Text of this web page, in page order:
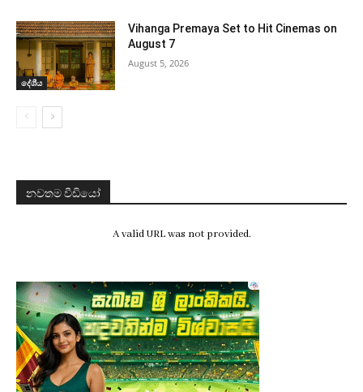
දේශීය
Vihanga Premaya Set to Hit Cinemas on
August 7
August 5, 2026
නවතම වීඩියෝ
A valid URL was not provided.